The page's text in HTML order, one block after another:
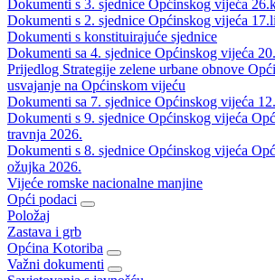
Dokumenti s 3. sjednice Općinskog vijeća
Dokumenti s 2. sjednice Općinskog vijeća
Dokumenti s konstituirajuće sjednice
Dokumenti sa 4. sjednice Općinskog vijeća
Prijedlog Strategije zelene urbane obnove
usvajanje na Općinskom vijeću
Dokumenti sa 7. sjednice Općinskog vijeća
Dokumenti s 9. sjednice Općinskog vijeća
travnja 2026.
Dokumenti s 8. sjednice Općinskog vijeća
ožujka 2026.
Vijeće romske nacionalne manjine
Opći podaci
Položaj
Zastava i grb
Općina Kotoriba
Važni dokumenti